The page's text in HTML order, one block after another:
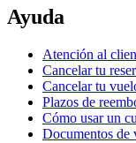
Ayuda
Atención al
Cancelar tu
Cancelar tu
Plazos de
Cómo usar un
Documentos de